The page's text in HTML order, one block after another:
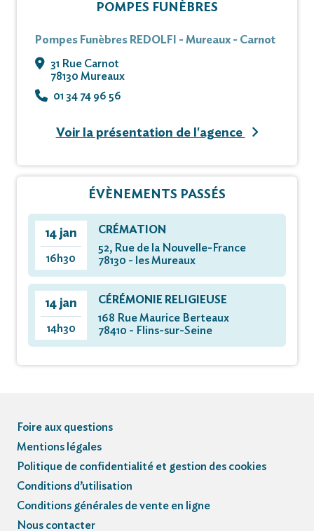
POMPES FUNÈBRES
Pompes Funèbres REDOLFI - Mureaux - Carnot
31 Rue Carnot
78130 Mureaux
01 34 74 96 56
Voir la présentation de l'agence
ÉVÈNEMENTS PASSÉS
14 jan
16h30
CRÉMATION
52, Rue de la Nouvelle-France
78130 - les Mureaux
14 jan
14h30
CÉRÉMONIE RELIGIEUSE
168 Rue Maurice Berteaux
78410 - Flins-sur-Seine
Foire aux questions
Mentions légales
Politique de confidentialité et gestion des cookies
Conditions d’utilisation
Conditions générales de vente en ligne
Nous contacter